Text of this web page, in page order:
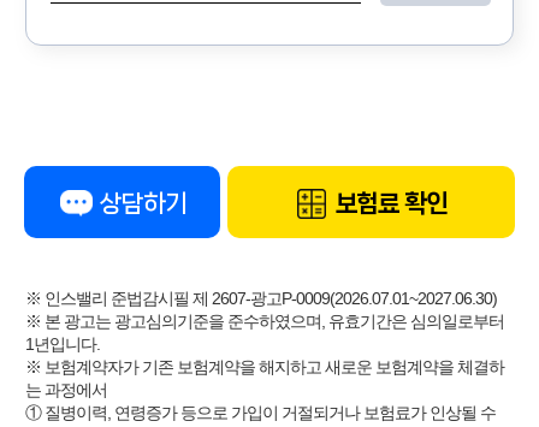
상담하기 보험료 확인
※ 인스밸리 준법감시필 제 2607-광고P-0009(2026.07.01~2027.06.30)
※ 본 광고는 광고심의기준을 준수하였으며, 유효기간은 심의일로부터
1년입니다.
※ 보험계약자가 기존 보험계약을 해지하고 새로운 보험계약을 체결하
는 과정에서
① 질병이력, 연령증가 등으로 가입이 거절되거나 보험료가 인상될 수